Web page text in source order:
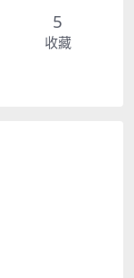
5
收藏